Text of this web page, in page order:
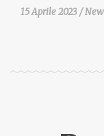
15 Aprile 2023